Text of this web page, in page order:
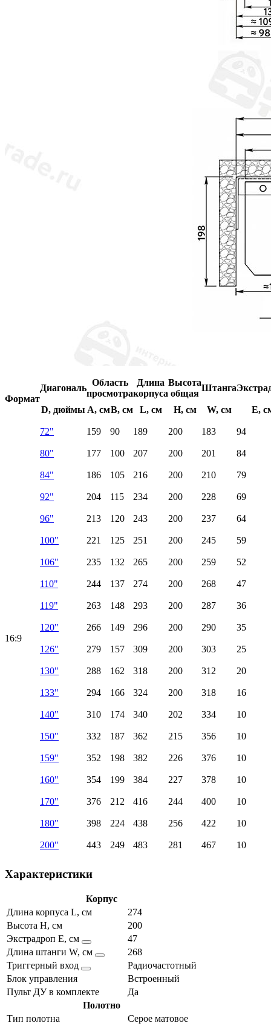
Формат
Диагональ
Область
просмотра
Длина
корпуса
Высота
общая
Штанга
D, дюймы A, смB, см L, см H, см W, см E,
16:9
72" 159 90 189 200 183 94
80" 177 100 207 200 201 84
84" 186 105 216 200 210 79
92" 204 115 234 200 228 69
96" 213 120 243 200 237 64
100" 221 125 251 200 245 59
106" 235 132 265 200 259 52
110" 244 137 274 200 268 47
119" 263 148 293 200 287 36
120" 266 149 296 200 290 35
126" 279 157 309 200 303 25
130" 288 162 318 200 312 20
133" 294 166 324 200 318 16
140" 310 174 340 202 334 10
150" 332 187 362 215 356 10
159" 352 198 382 226 376 10
160" 354 199 384 227 378 10
170" 376 212 416 244 400 10
180" 398 224 438 256 422 10
200" 443 249 483 281 467 10
Характеристики
Корпус
Длина корпуса L, см
274
Высота H, см
200
Экстрадроп E, см
47
Длина штанги W, см
268
Триггерный вход
Радиочастотный
Блок управления
Встроенный
Пульт ДУ в комплекте
Да
Полотно
Тип полотна
Серое матовое